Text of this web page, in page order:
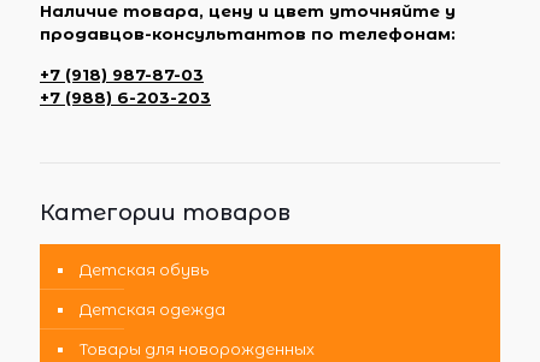
Наличие товара, цену и цвет уточняйте у
продавцов-консультантов по телефонам:
+7 (918) 987-87-03
+7 (988) 6-203-203
Категории товаров
Детская обувь
Детская одежда
Товары для новорожденных